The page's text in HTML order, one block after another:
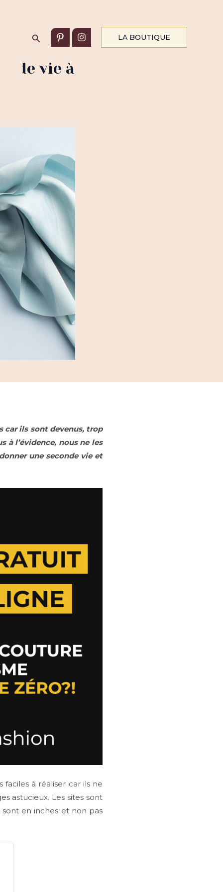
Rechercher LA BOUTIQUE
vie à
car ils sont devenus, trop
à l’évidence, nous ne les
une seconde vie et
à réaliser car ils ne
astucieux. Les sites sont
sont en inches et non pas